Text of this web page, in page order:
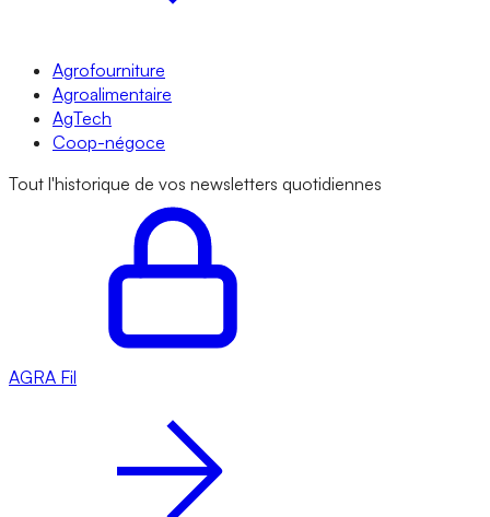
Agrofourniture
Agroalimentaire
AgTech
Coop-négoce
Tout l'historique de vos newsletters quotidiennes
AGRA Fil